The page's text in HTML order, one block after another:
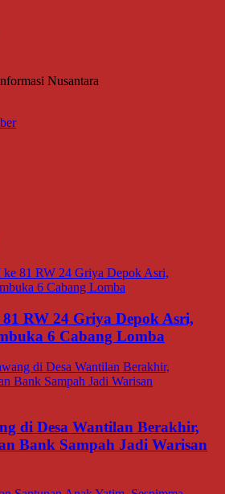
Nusantara
RW 24 Griya Depok Asri,
6 Cabang Lomba
di Desa Wantilan Berakhir,
Bank Sampah Jadi Warisan